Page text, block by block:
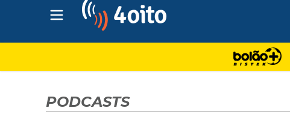
Abrir menu principal
PODCASTS